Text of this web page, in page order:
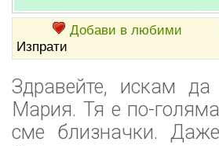
Добави в любими
Изпрати
Здравейте, искам
Мария. Тя е по-
сме близначки.